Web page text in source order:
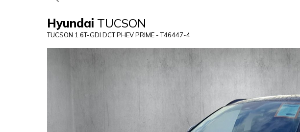
Hyundai TUCSON
TUCSON 1.6T-GDI DCT PHEV PRIME - T46447-4